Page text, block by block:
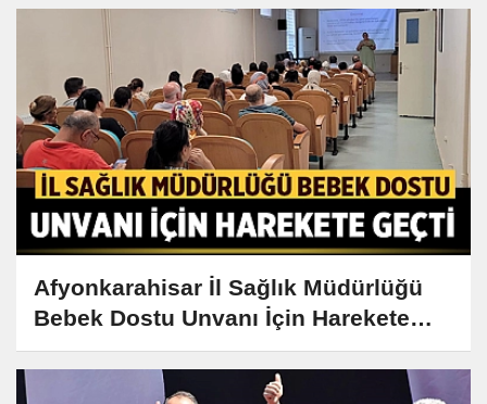
Afyonkarahisar İl Sağlık Müdürlüğü
Bebek Dostu Unvanı İçin Harekete
Geçti